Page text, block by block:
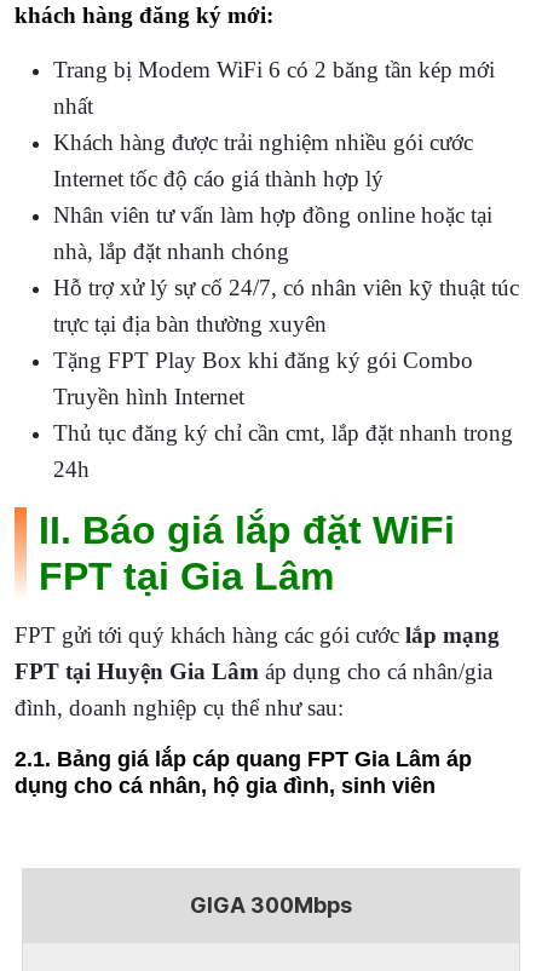
khách hàng đăng ký mới:
Trang bị Modem WiFi 6 có 2 băng tần kép mới
nhất
Khách hàng được trải nghiệm nhiều gói cước
Internet tốc độ cáo giá thành hợp lý
Nhân viên tư vấn làm hợp đồng online hoặc tại
nhà, lắp đặt nhanh chóng
Hỗ trợ xử lý sự cố 24/7, có nhân viên kỹ thuật túc
trực tại địa bàn thường xuyên
Tặng FPT Play Box khi đăng ký gói Combo
Truyền hình Internet
Thủ tục đăng ký chỉ cần cmt, lắp đặt nhanh trong
24h
II. Báo giá lắp đặt WiFi
FPT tại Gia Lâm
FPT gửi tới quý khách hàng các gói cước lắp mạng
FPT tại Huyện Gia Lâm áp dụng cho cá nhân/gia
đình, doanh nghiệp cụ thể như sau:
2.1. Bảng giá lắp cáp quang FPT Gia Lâm áp
dụng cho cá nhân, hộ gia đình, sinh viên
GIGA 300Mbps